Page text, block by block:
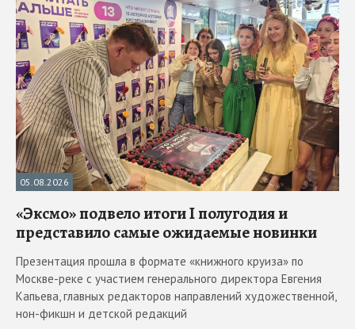
05.08.2026
«Эксмо» подвело итоги I полугодия и
представило самые ожидаемые новинки
Презентация прошла в формате «книжного круиза» по
Москве-реке с участием генерального директора Евгения
Капьева, главных редакторов направлений художественной,
нон-фикшн и детской редакций